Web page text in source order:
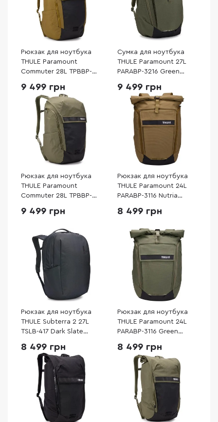
Рюкзак для ноутбука
THULE Paramount
Commuter 28L TPBBP-
9 499 грн
Сумка для ноутбука
THULE Paramount 27L
PARABP-3216 Green
9 499 грн
Рюкзак для ноутбука
THULE Paramount
Commuter 28L TPBBP-
(3205236)
9 499 грн
Рюкзак для ноутбука
THULE Paramount 24L
PARABP-3116 Nutria
8 499 грн
Рюкзак для ноутбука
THULE Subterra 2 27L
TSLB-417 Dark Slate
8 499 грн
Рюкзак для ноутбука
THULE Paramount 24L
PARABP-3116 Green
8 499 грн